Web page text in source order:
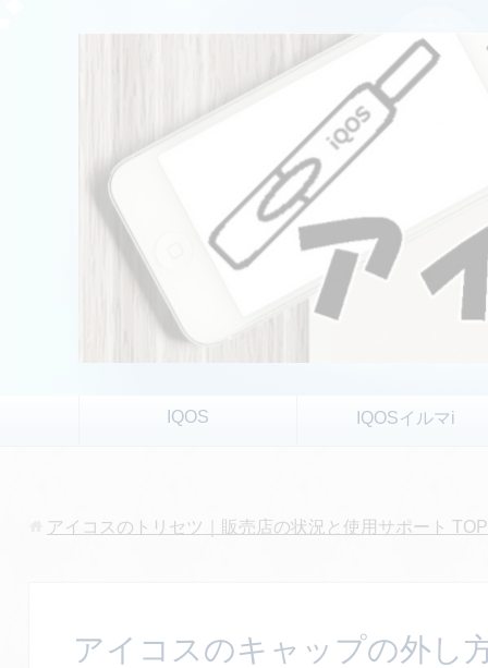
IQOS IQOSイルマi
アイコスのトリセツ｜販売店の状況と使用サポート TOP
アイコスのキャップの外し